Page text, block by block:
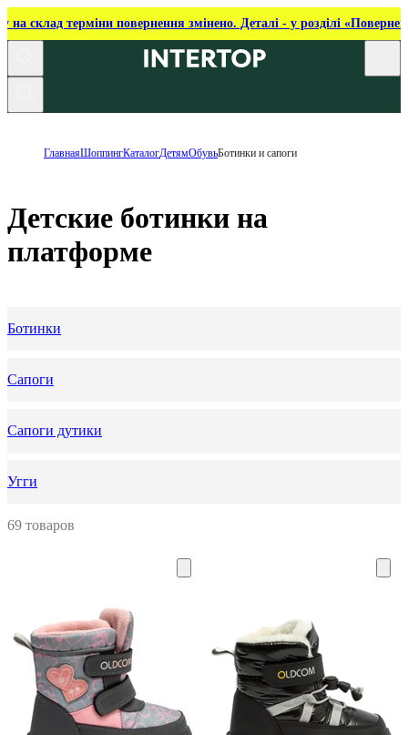
на склад терміни повернення змінено. Деталі - у розділі
ГлавнаяШоппингКаталогДетямОбувьБотинки и сапоги
Детские ботинки на
платформе
Ботинки
Сапоги
Сапоги дутики
Угги
69 товаров